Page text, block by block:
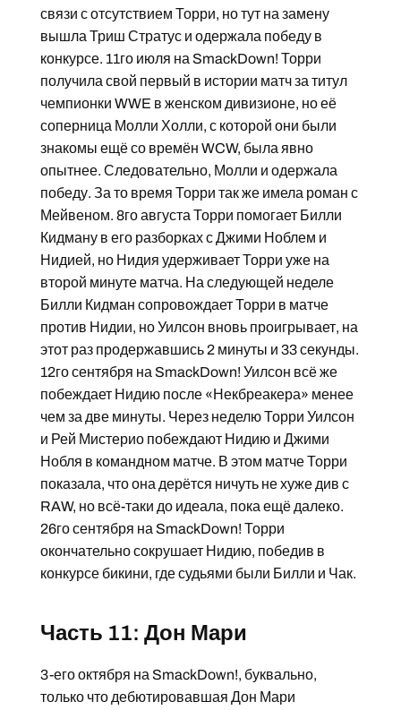
связи с отсутствием Торри, но тут на замену
вышла Триш Стратус и одержала победу в
конкурсе. 11го июля на SmackDown! Торри
получила свой первый в истории матч за титул
чемпионки WWE в женском дивизионе, но её
соперница Молли Холли, с которой они были
знакомы ещё со времён WCW, была явно
опытнее. Следовательно, Молли и одержала
победу. За то время Торри так же имела роман с
Мейвеном. 8го августа Торри помогает Билли
Кидману в его разборках с Джими Ноблем и
Нидией, но Нидия удерживает Торри уже на
второй минуте матча. На следующей неделе
Билли Кидман сопровождает Торри в матче
против Нидии, но Уилсон вновь проигрывает, на
этот раз продержавшись 2 минуты и 33 секунды.
12го сентября на SmackDown! Уилсон всё же
побеждает Нидию после «Некбреакера» менее
чем за две минуты. Через неделю Торри Уилсон
и Рей Мистерио побеждают Нидию и Джими
Нобля в командном матче. В этом матче Торри
показала, что она дерётся ничуть не хуже див с
RAW, но всё-таки до идеала, пока ещё далеко.
26го сентября на SmackDown! Торри
окончательно сокрушает Нидию, победив в
конкурсе бикини, где судьями были Билли и Чак.
Часть 11: Дон Мари
3-его октября на SmackDown!, буквально,
только что дебютировавшая Дон Мари